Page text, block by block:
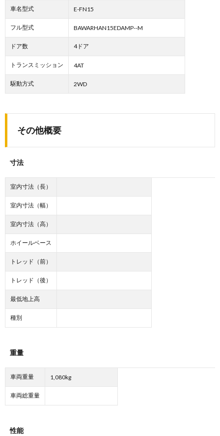
車名型式 E-FN15
フル型式 BAWARHAN15EDAMP--M
ドア数 4ドア
トランスミッション 4AT
駆動方式 2WD
その他概要
寸法
室内寸法（長）
室内寸法（幅）
室内寸法（高）
ホイールベース
トレッド（前）
トレッド（後）
最低地上高
種別
重量
車両重量 1,080kg
車両総重量
性能